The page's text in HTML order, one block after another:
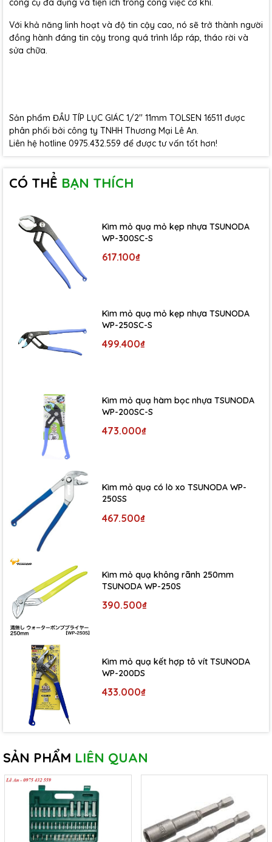
công cụ đa dụng và tiện ích trong công việc cơ khí.
Với khả năng linh hoạt và độ tin cậy cao, nó sẽ trở thành người
đồng hành đáng tin cậy trong quá trình lắp ráp, tháo rời và
sửa chữa.
Sản phẩm ĐẦU TÍP LỤC GIÁC 1/2'' 11mm TOLSEN 16511 được
phân phối bởi công ty TNHH Thương Mại Lê An.
Liên hệ hotline 0975.432.559 để được tư vấn tốt hơn!
CÓ THỂ BẠN THÍCH
Kìm mỏ quạ mỏ kẹp nhựa TSUNODA
WP-300SC-S
617.100₫
Kìm mỏ quạ mỏ kẹp nhựa TSUNODA
WP-250SC-S
499.400₫
Kìm mỏ quạ hàm bọc nhựa TSUNODA
WP-200SC-S
473.000₫
Kìm mỏ quạ có lò xo TSUNODA WP-
250SS
467.500₫
Kìm mỏ quạ không rãnh 250mm
TSUNODA WP-250S
390.500₫
Kìm mỏ quạ kết hợp tô vít TSUNODA
WP-200DS
433.000₫
SẢN PHẨM LIÊN QUAN